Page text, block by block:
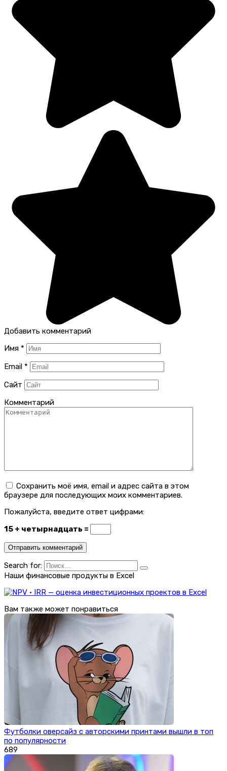
Добавить комментарий
Имя *
Email *
Сайт
Комментарий
Сохранить моё имя, email и адрес сайта в этом
браузере для последующих моих комментариев.
Пожалуйста, введите ответ цифрами:
15 + четырнадцать =
Search for:
Наши финансовые продукты в Excel
Вам также может понравиться
Футболки оверсайз с авторскими принтами вышли в топ
по популярности
689